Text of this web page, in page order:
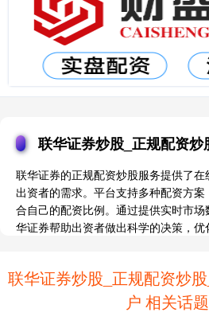
联华证券炒股_正规配资
联华证券的正规配资炒股服务提供了
出资者的需求。平台支持多种配资方
合自己的配资比例。通过提供实时市
华证券帮助出资者做出科学的决策，优
联华证券炒股_正规配资炒
户 相关话题